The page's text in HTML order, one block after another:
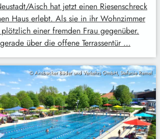
Aisch hat jetzt einen Riesenschreck
Haus erlebt. Als sie in ihr Wohnzimmer
einer fremden Frau gegenüber.
über die offene Terrassentür …
© Ansbacher Bäder und Verkehrs GmbH, Stefanie Remel